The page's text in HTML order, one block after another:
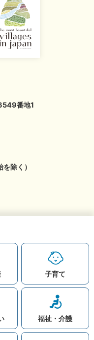
子育て
福祉・介護
番地1
除く）